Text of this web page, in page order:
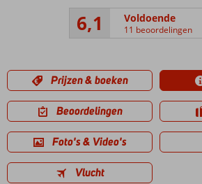
6,1 Voldoende
11 beoordelingen
Prijzen & boeken
Beoordelingen
Foto's & Video's
Vlucht